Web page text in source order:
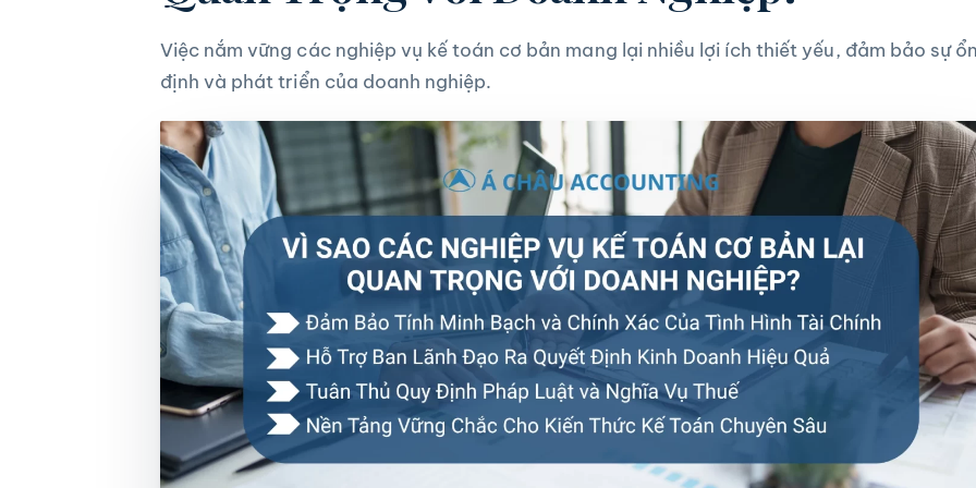
Việc nắm vững các nghiệp vụ kế toán cơ bản mang lại nhiều lợi ích thiết yếu, đảm bảo sự
định và phát triển của doanh nghiệp.